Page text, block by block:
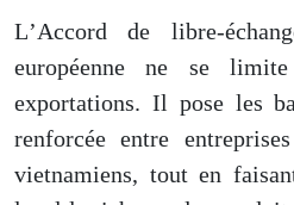
L’Accord de libre-
européenne ne se
exportations. Il pose les
renforcée entre
vietnamiens, tout en